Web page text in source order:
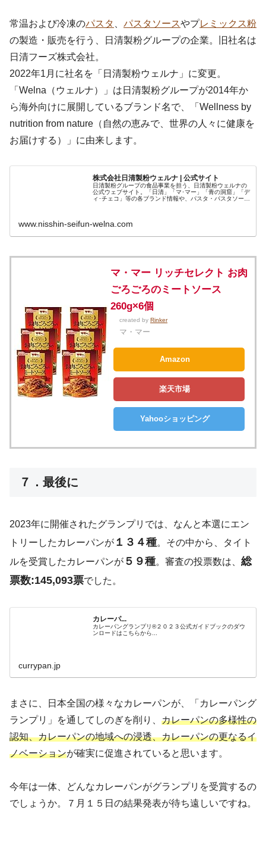
常温および冷凍のパスタ パスタソースやプレミックス粉
の製造・販売を行う、日清製粉グループの企業。旧社名は
日清フーズ株式会社。
2022年1月に社名を「日清製粉ウェルナ」に変更。
「Welna（ウェルナ）」は日清製粉グループが2014年か
ら海外向けに展開しているブランド名で、「Wellness by
nutrition from nature（自然の恵みで、世界の人々に健康を
お届けする）」に由来します。
株式会社日清製粉ウェルナ | 公式サイト
日清製粉グループの食品事業を担う、日清製粉ウェルナの
公式ウェブサイト。「日清」「マ･マー」「青の洞窟」「デ
ィ･チェコ」等の各ブランド情報や、パスタ・パスタソー
www.nisshin-seifun-welna.com
マ・マー リッチセレクト お肉
ごろごろのミートソース
260g×6個
created by Rinker
マ・マー
Amazon
楽天市場
Yahooショッピング
７．最後に
2023年に開催されたグランプリでは、なんと本選にエン
トリーしたカレーパンが １３４種。その中から、タイト
ルを受賞したカレーパンが ５９種。審査の投票数は、 総
票数:145,093票でした。
カレーパ...
カレーパングランプリ®️２０２３公式ガイドブックのダウ
ンロードはこちらから...
currypan.jp
まさに、日本全国の様々なカレーパンが、「カレーパング
ランプリ」を通してしのぎを削り、 カレーパンの多様性の
認知、カレーパンの地域への浸透、カレーパンの更なるイ
ノベーションが確実に促進されていると思います。
今年は一体、どんなカレーパンがグランプリを受賞するの
でしょうか。７月１５日の結果発表が待ち遠しいですね。